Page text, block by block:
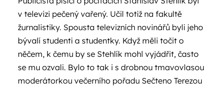
v televizi pečený vařený. Učil totiž na fakultě
žurnalistiky. Spousta televizních novinářů byli jeho
bývalí studenti a studentky. Když měli točit o
něčem, k čemu by se Stehlík mohl vyjádřit, často
se mu ozvali. Bylo to tak i s drobnou tmavovlasou
moderátorkou večerního pořadu Sečteno Terezou